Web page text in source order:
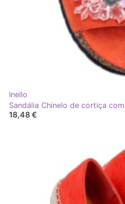
Inello
Sandália Chinelo de cortiça
18,48 €